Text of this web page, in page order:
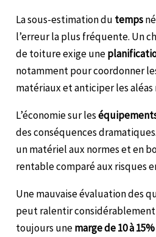
La sous-estimation du temps
l’erreur la plus fréquente. Un
de toiture exige une
notamment pour coordonner
matériaux et anticiper les
L’économie sur les
des conséquences
un matériel aux normes et en
rentable comparé aux risques
Une mauvaise évaluation des
peut ralentir considérablement
toujours unemarge de 10 à 15%